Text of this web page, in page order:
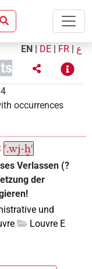
EN | DE | FR | ع
occurrences
ꜥ.wj-ḫꜥ
Verlassen (?
der
und
Louvre E